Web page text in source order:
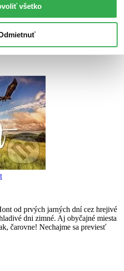
všetko
od prvých jarných dní cez hrejivé
dni zimné. Aj obyčajné miesta
čarovne! Nechajme sa previesť